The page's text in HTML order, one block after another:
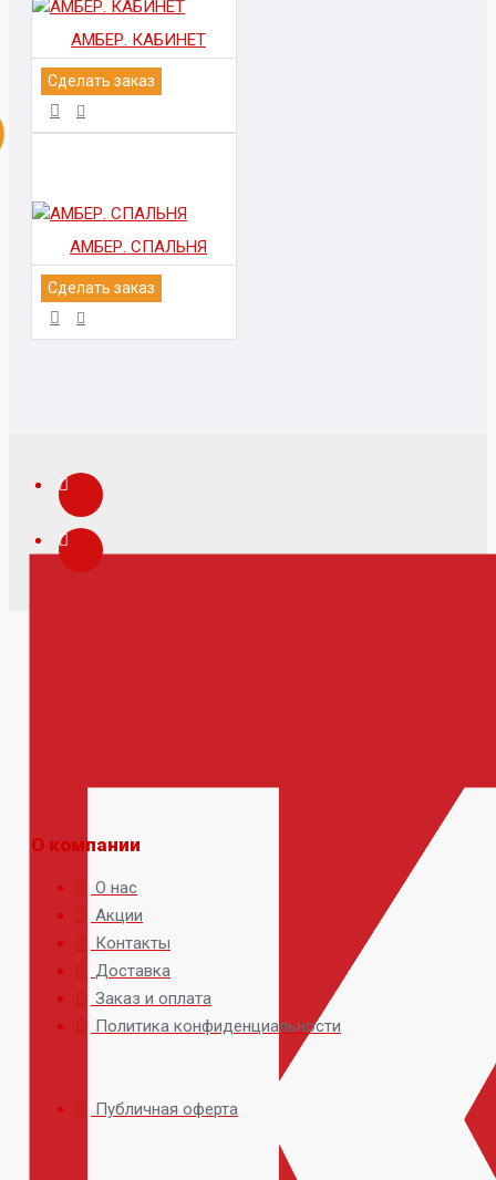
АМБЕР. КАБИНЕТ
Сделать заказ
АМБЕР. СПАЛЬНЯ
Сделать заказ
О компании
О нас
Акции
Контакты
Доставка
Заказ и оплата
Политика конфиденциальности
Публичная оферта